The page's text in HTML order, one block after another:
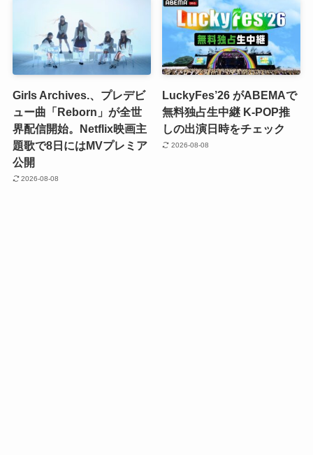
Girls Archives.、プレデビ
ュー曲「Reborn」が全世
界配信開始。Netflix映画主
題歌で8日にはMVプレミア
公開
2026-08-08
LuckyFes’26 がABEMAで
無料独占生中継 K-POP推
しの出演日時をチェック
2026-08-08